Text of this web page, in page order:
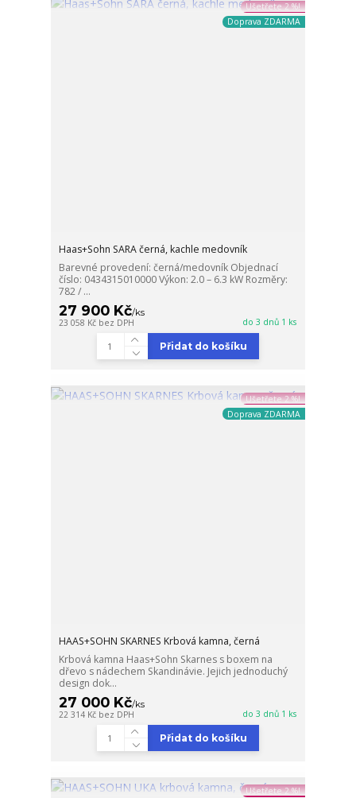
Ušetřete 2 %!
Doprava ZDARMA
Haas+Sohn SARA černá, kachle medovník
Barevné provedení: černá/medovník Objednací
číslo: 0434315010000 Výkon: 2.0 – 6.3 kW Rozměry:
782 / ...
27 900 Kč/ks
23 058 Kč bez DPH do 3 dnů 1 ks
Přidat do košíku
Ušetřete 2 %!
Doprava ZDARMA
HAAS+SOHN SKARNES Krbová kamna, černá
Krbová kamna Haas+Sohn Skarnes s boxem na
dřevo s nádechem Skandinávie. Jejich jednoduchý
design dok...
27 000 Kč/ks
22 314 Kč bez DPH do 3 dnů 1 ks
Přidat do košíku
Ušetřete 2 %!